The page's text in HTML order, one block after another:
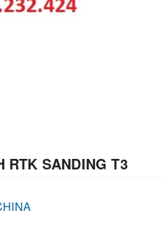
RTK SANDING T3